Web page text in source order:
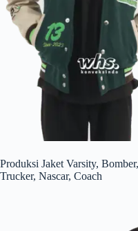
Produksi Jaket Varsity,
Trucker, Nascar, Coach